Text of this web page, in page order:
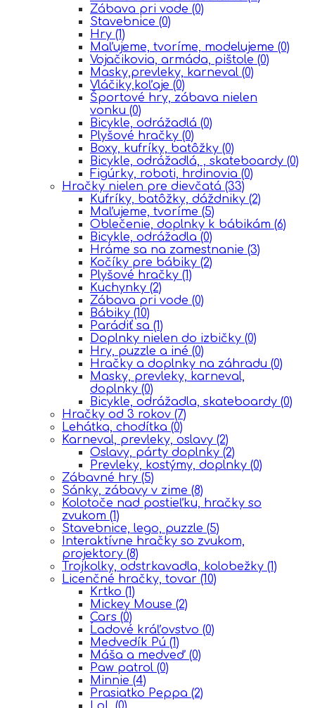
Zábava pri vode (0)
Stavebnice (0)
Hry (1)
Maľujeme, tvoríme, modelujeme (0)
Vojačikovia, armáda, pištole (0)
Masky,prevleky, karneval (0)
Vláčiky,koľaje (0)
Športové hry, zábava nielen
vonku (0)
Bicykle, odrážadlá (0)
Plyšové hračky (0)
Boxy, kufríky, batôžky (0)
Bicykle, odrážadlá, , skateboardy (0)
Figúrky, roboti, hrdinovia (0)
Hračky nielen pre dievčatá (33)
Kufríky, batôžky, dáždniky (2)
Maľujeme, tvoríme (5)
Oblečenie, doplnky k bábikám (6)
Bicykle, odrážadla (0)
Hráme sa na zamestnanie (3)
Kočíky pre bábiky (2)
Plyšové hračky (1)
Kuchynky (2)
Zábava pri vode (0)
Bábiky (10)
Parádiť sa (1)
Doplnky nielen do izbičky (0)
Hry, puzzle a iné (0)
Hračky a doplnky na záhradu (0)
Masky, prevleky, karneval,
doplnky (0)
Bicykle, odrážadla, skateboardy (0)
Hračky od 3 rokov (7)
Lehátka, chodítka (0)
Karneval, prevleky, oslavy (2)
Oslavy, párty doplnky (2)
Prevleky, kostýmy, doplnky (0)
Zábavné hry (5)
Sánky, zábavy v zime (8)
Kolotoče nad postieľku, hračky so
zvukom (1)
Stavebnice, lego, puzzle (5)
Interaktívne hračky so zvukom,
projektory (8)
Trojkolky, odstrkavadla, kolobežky (1)
Licenčné hračky, tovar (10)
Krtko (1)
Mickey Mouse (2)
Cars (0)
Ĺadové kráľovstvo (0)
Medvedík Pú (1)
Máša a medveď (0)
Paw patrol (0)
Minnie (4)
Prasiatko Peppa (2)